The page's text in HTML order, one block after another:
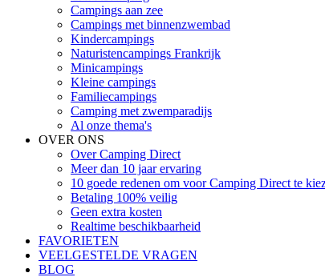
Campings aan zee
Campings met binnenzwembad
Kindercampings
Naturistencampings Frankrijk
Minicampings
Kleine campings
Familiecampings
Camping met zwemparadijs
Al onze thema's
OVER ONS
Over Camping Direct
Meer dan 10 jaar ervaring
10 goede redenen om voor Camping Direct te
Betaling 100% veilig
Geen extra kosten
Realtime beschikbaarheid
FAVORIETEN
VEELGESTELDE VRAGEN
BLOG